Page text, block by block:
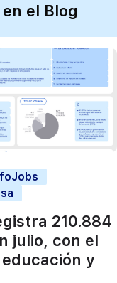
el Blog
210.884
julio, con el
y